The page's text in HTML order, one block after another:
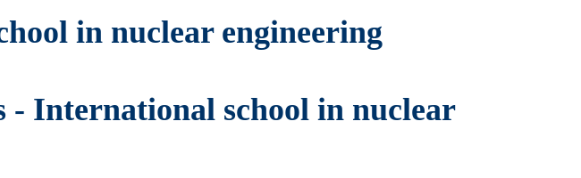
in nuclear engineering
- International school in nuclear